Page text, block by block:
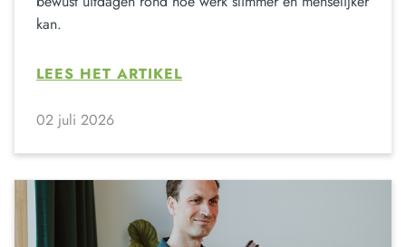
kan.
LEES HET ARTIKEL
02 juli 2026